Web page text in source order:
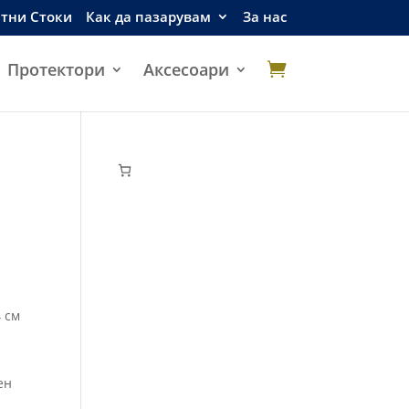
Стоки Как да пазарувам За нас
Протектори Аксесоари 
см